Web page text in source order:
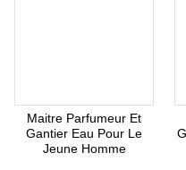
Maitre Parfumeur Et
Gantier Eau Pour Le
Jeune Homme